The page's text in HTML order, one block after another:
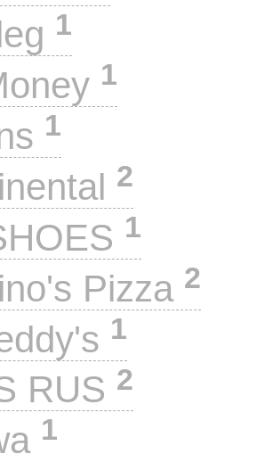
1
1
1
2
1
Pizza 2
1
RUS 2
1